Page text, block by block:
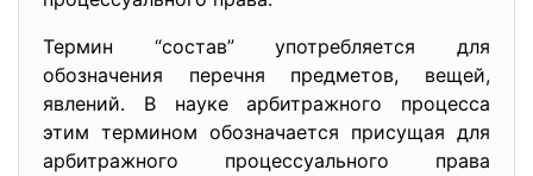
Термин “состав” употребляется для
обозначения перечня предметов, вещей,
явлений. В науке арбитражного процесса
этим термином обозначается присущая для
арбитражного процессуального права